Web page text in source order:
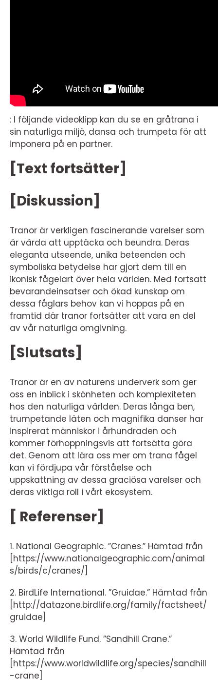
: I följande videoklipp kan du se en gråtrana i
sin naturliga miljö, dansa och trumpeta för att
imponera på en partner.
[Text fortsätter]
[Diskussion]
Tranor är verkligen fascinerande varelser som
är värda att upptäcka och beundra. Deras
eleganta utseende, unika beteenden och
symboliska betydelse har gjort dem till en
ikonisk fågelart över hela världen. Med fortsatt
bevarandeinsatser och ökad kunskap om
dessa fåglars behov kan vi hoppas på en
framtid där tranor fortsätter att vara en del
av vår naturliga omgivning.
[Slutsats]
Tranor är en av naturens underverk som ger
oss en inblick i skönheten och komplexiteten
hos den naturliga världen. Deras långa ben,
trumpetande läten och magnifika danser har
inspirerat människor i århundraden och
kommer förhoppningsvis att fortsätta göra
det. Genom att lära oss mer om trana fågel
kan vi fördjupa vår förståelse och
uppskattning av dessa graciösa varelser och
deras viktiga roll i vårt ekosystem.
[ Referenser]
1. National Geographic. ”Cranes.” Hämtad från
[https://www.nationalgeographic.com/animal
s/birds/c/cranes/]
2. BirdLife International. ”Gruidae.” Hämtad från
[http://datazone.birdlife.org/family/factsheet/
gruidae]
3. World Wildlife Fund. ”Sandhill Crane.”
Hämtad från
[https://www.worldwildlife.org/species/sandhill
-crane]